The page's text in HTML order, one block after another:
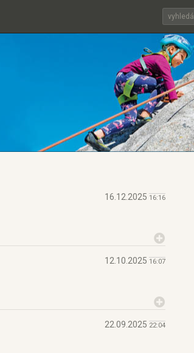
16.12.2025 16:16
12.10.2025 16:07
22.09.2025 22:04